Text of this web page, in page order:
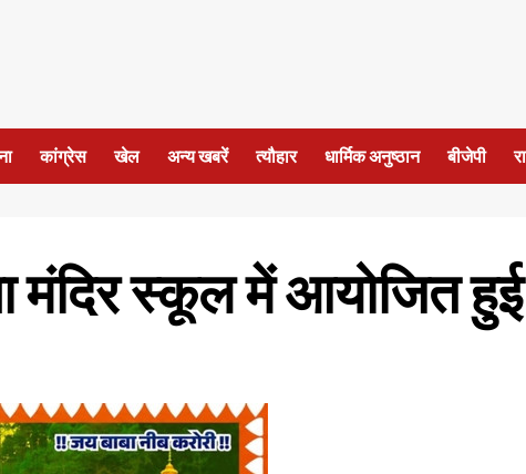
कांग्रेस खेल अन्य खबरें त्यौहार धार्मिक अनुष्ठान बीजेपी
मंदिर स्कूल में आयोजित हुई